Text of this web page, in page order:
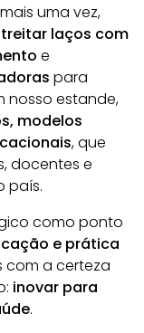
uma vez,
laços com
e
para
nosso estande,
modelos
, que
docentes e
país.
como ponto
e prática
com a certeza
inovar para
.